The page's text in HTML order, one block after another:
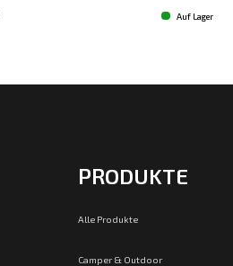
Auf Lager
PRODUKTE
Alle Produkte
Camper & Outdoor